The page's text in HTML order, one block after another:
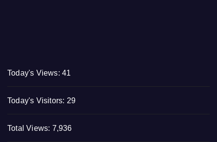
Today's Views: 41
Today's Visitors: 29
Total Views: 7,936